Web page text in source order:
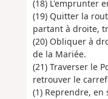
(18) L'emprunter
(19) Quitter la
partant à droite,
(20) Obliquer à
de la Mariée.
(21) Traverser le
retrouver le
(1) Reprendre,